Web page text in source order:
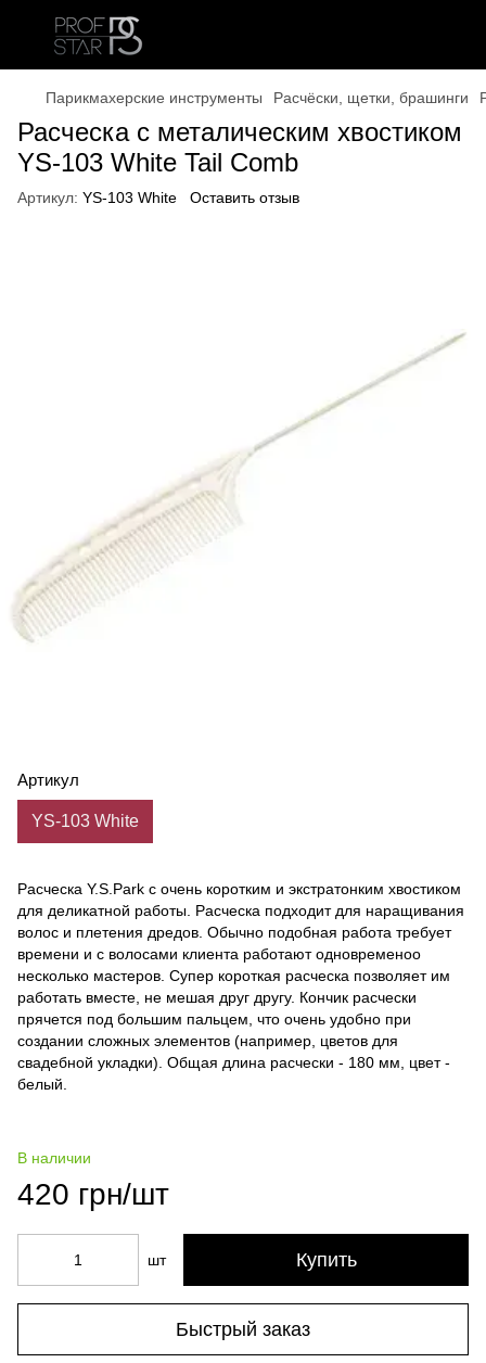
Парикмахерские инструменты Расчёски, щетки, брашинги
Расческа с металическим хвостиком
YS-103 White Tail Comb
Артикул: YS-103 White Оставить отзыв
Артикул
YS-103 White
Расческа Y.S.Park с очень коротким и экстратонким хвостиком
для деликатной работы. Расческа подходит для наращивания
волос и плетения дредов. Обычно подобная работа требует
времени и с волосами клиента работают одновременоо
несколько мастеров. Супер короткая расческа позволяет им
работать вместе, не мешая друг другу. Кончик расчески
прячется под большим пальцем, что очень удобно при
создании сложных элементов (например, цветов для
свадебной укладки). Общая длина расчески - 180 мм, цвет -
белый.
В наличии
420 грн/шт
шт Купить
Быстрый заказ